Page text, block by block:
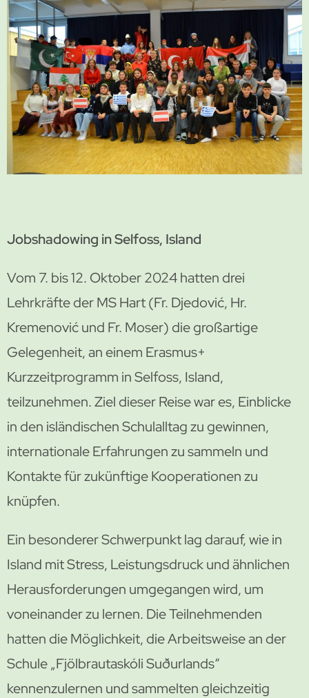
Jobshadowing in Selfoss, Island
Vom 7. bis 12. Oktober 2024 hatten drei
Lehrkräfte der MS Hart (Fr. Djedović, Hr.
Kremenović und Fr. Moser) die großartige
Gelegenheit, an einem Erasmus+
Kurzzeitprogramm in Selfoss, Island,
teilzunehmen. Ziel dieser Reise war es, Einblicke
in den isländischen Schulalltag zu gewinnen,
internationale Erfahrungen zu sammeln und
Kontakte für zukünftige Kooperationen zu
knüpfen.
Ein besonderer Schwerpunkt lag darauf, wie in
Island mit Stress, Leistungsdruck und ähnlichen
Herausforderungen umgegangen wird, um
voneinander zu lernen. Die Teilnehmenden
hatten die Möglichkeit, die Arbeitsweise an der
Schule „Fjölbrautaskóli Suðurlands“
kennenzulernen und sammelten gleichzeitig